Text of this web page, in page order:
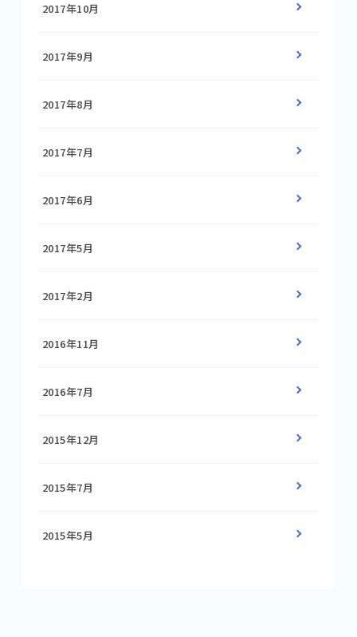
2017年10月
2017年9月
2017年8月
2017年7月
2017年6月
2017年5月
2017年2月
2016年11月
2016年7月
2015年12月
2015年7月
2015年5月